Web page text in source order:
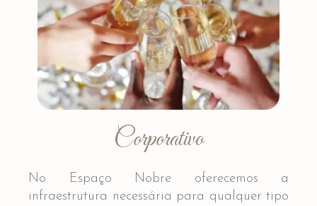
Corporativo
No Espaço Nobre oferecemos a
infraestrutura necessária para qualquer tipo